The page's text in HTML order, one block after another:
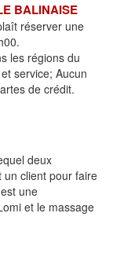
BALINAISE
réserver une
les régions du
service; Aucun
de crédit.
deux
un client pour faire
une
et le massage